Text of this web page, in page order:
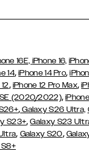
16E, iPhone 16,
14,iPhone 14 Pro,
, iPhone 12 Pro Max,
SE (2020/2022),
,Galaxy S26 Ultra,
S23+,Galaxy S23
, Galaxy S20,